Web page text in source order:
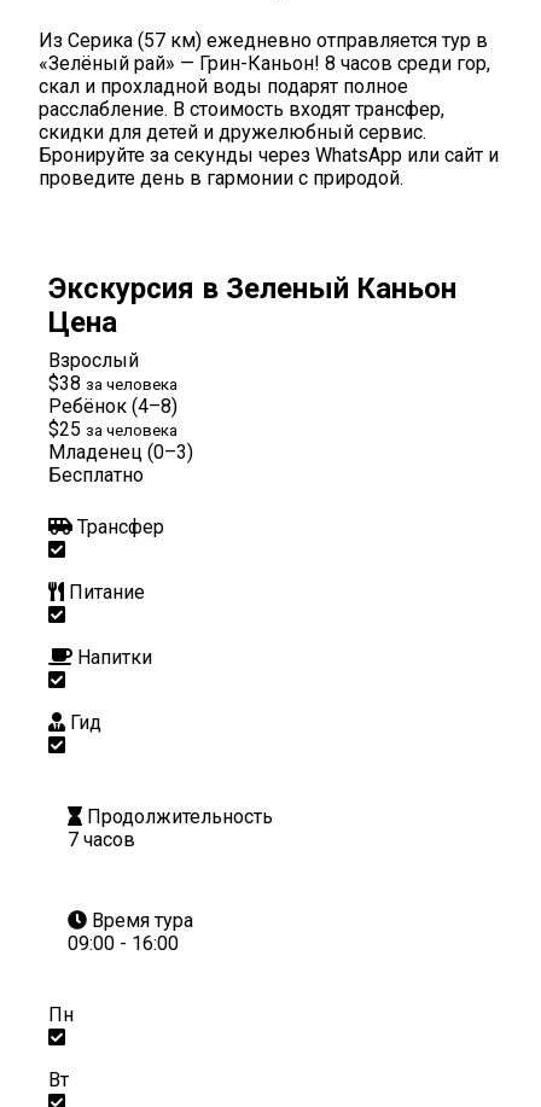
Из Серика (57 км) ежедневно отправляется тур в
«Зелёный рай» — Грин-Каньон! 8 часов среди гор,
скал и прохладной воды подарят полное
расслабление. В стоимость входят трансфер,
скидки для детей и дружелюбный сервис.
Бронируйте за секунды через WhatsApp или сайт и
проведите день в гармонии с природой.
Экскурсия в Зеленый Каньон
Цена
Взрослый
$38 за человека
Ребёнок (4–8)
$25 за человека
Младенец (0–3)
Бесплатно
Трансфер
Питание
Напитки
Гид
Продолжительность
7 часов
Время тура
09:00 - 16:00
Пн
Вт